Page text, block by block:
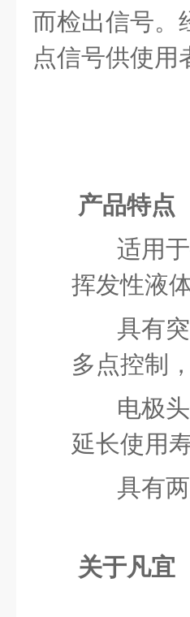
而检出信号。
点信号供使用
产品特点
适用
挥发性液
具有
多点控制
电极
延长使用寿
具有
关于凡宜